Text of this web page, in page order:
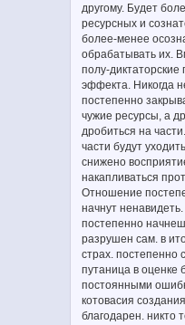
другому. Будет
ресурсных и
более-менее
обрабатывать их.
полу-
эффекта. Никогда
постепенно
чужие ресурсы, а
дробиться на
части будут
снижено
накапливаться
Отношение
начнут
постепенно
разрушен сам. в
страх. постепенно
путаница в оценке
постоянными
котовасия
благодарен. никто